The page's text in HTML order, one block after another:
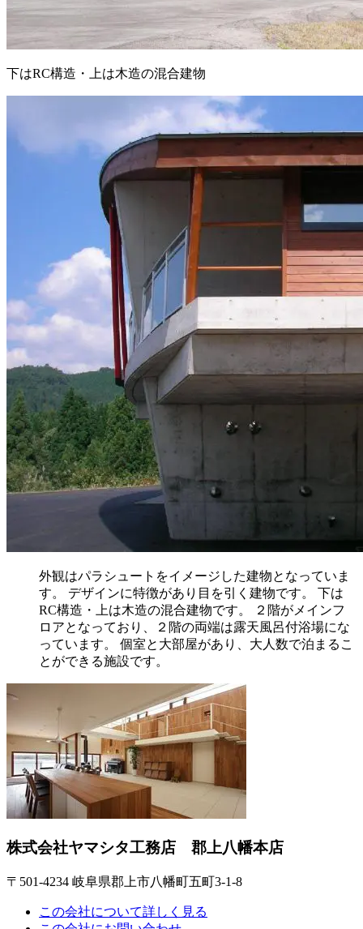
下はRC構造・上は木造の混合建物
外観はパラシュートをイメージした建物となっていま
す。 デザインに特徴があり目を引く建物です。 下は
RC構造・上は木造の混合建物です。 ２階がメインフ
ロアとなっており、２階の両端は露天風呂付浴場にな
っています。 個室と大部屋があり、大人数で泊まるこ
とができる施設です。
株式会社ヤマシタ工務店 郡上八幡本店
〒501-4234 岐阜県郡上市八幡町五町3-1-8
この会社について詳しく見る